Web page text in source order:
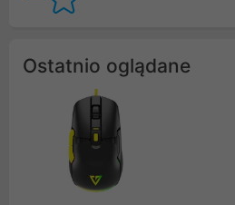
Ostatnio oglądane